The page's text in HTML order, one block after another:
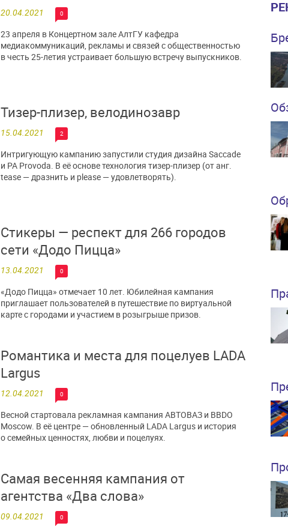
20.04.2021 0
23 апреля в Концертном зале АлтГУ кафедра
медиакоммуникаций, рекламы и связей с общественностью
в честь 25-летия устраивает большую встречу выпускников.
Тизер-плизер, велодинозавр
15.04.2021 2
Интригующую кампанию запустили студия дизайна Saccade
и РА Provoda. В её основе технология тизер-плизер (от анг.
tease — дразнить и please — удовлетворять).
Стикеры — респект для 266 городов
сети «Додо Пицца»
13.04.2021 0
«Додо Пицца» отмечает 10 лет. Юбилейная кампания
приглашает пользователей в путешествие по виртуальной
карте с городами и участием в розыгрыше призов.
Романтика и места для поцелуев LADA
Largus
12.04.2021 0
Весной стартовала рекламная кампания АВТОВАЗ и BBDO
Moscow. В её центре — обновленный LADA Largus и история
о семейных ценностях, любви и поцелуях.
Самая весенняя кампания от
агентства «Два слова»
09.04.2021 0